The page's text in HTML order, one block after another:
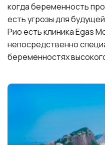
когда беременность
есть угрозы для
Рио есть клиника Egas
непосредственно
беременностях